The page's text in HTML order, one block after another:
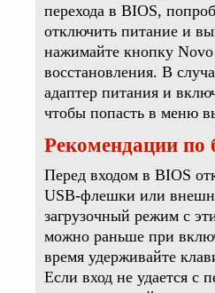
перехода в BIOS,
отключить питание и
нажимайте кнопку
восстановления. В
адаптер питания и
чтобы попасть в меню
Рекомендации по
Перед входом в BIOS
USB-флешки или
загрузочный режим с
можно раньше при
время удерживайте
Если вход не удается с